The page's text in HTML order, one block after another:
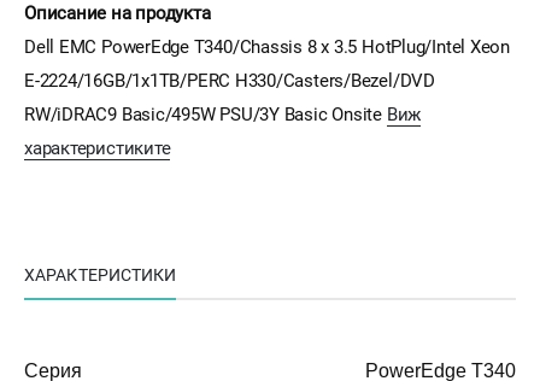
Описание на продукта
Dell EMC PowerEdge T340/Chassis 8 x 3.5 HotPlug/Intel Xeon
E-2224/16GB/1x1TB/PERC H330/Casters/Bezel/DVD
RW/iDRAC9 Basic/495W PSU/3Y Basic Onsite Виж
характеристиките
ХАРАКТЕРИСТИКИ
Серия PowerEdge T340